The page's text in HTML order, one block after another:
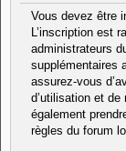
Vous devez être
L’inscription est
administrateurs
supplémentaires
assurez-vous
d’utilisation et
également
règles du forum